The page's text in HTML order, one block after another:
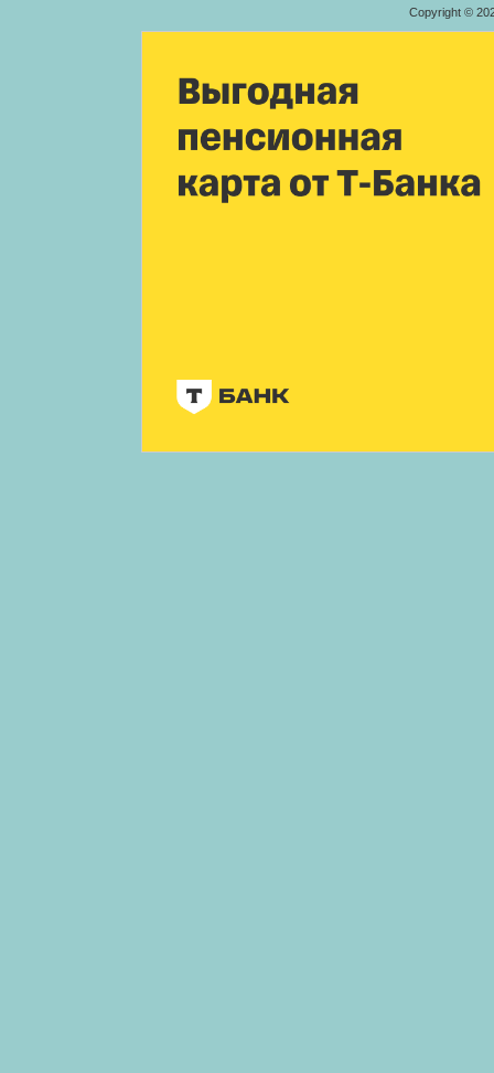
Copyright ©